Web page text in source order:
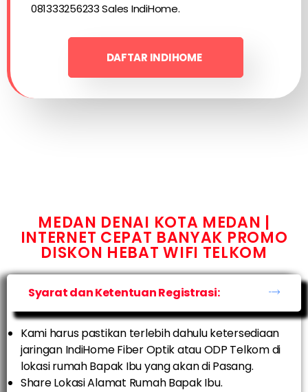
081333256233 Sales IndiHome.
DAFTAR INDIHOME
MEDAN DENAI KOTA MEDAN |
INTERNET CEPAT BANYAK PROMO
DISKON HEBAT WIFI TELKOM
Syarat dan Ketentuan Registrasi:
Kami harus pastikan terlebih dahulu ketersediaan
jaringan IndiHome Fiber Optik atau ODP Telkom di
lokasi rumah Bapak Ibu yang akan di Pasang.
Share Lokasi Alamat Rumah Bapak Ibu.